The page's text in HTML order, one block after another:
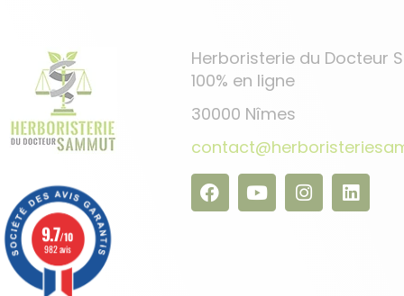
Herboristerie du Docteur
100% en ligne
30000 Nîmes
9.7/10
982 avis